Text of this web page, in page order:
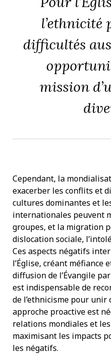
l’ethnicité
difficultés
mission
Cependant, la
exacerber les conflits et
cultures dominantes et
internationales peuvent
groupes, et la migration
dislocation sociale,
Ces aspects négatifs
l’Église, créant
diffusion de l’Évangile
est indispensable de
de l’ethnicisme pour unir
approche proactive est
relations mondiales et
maximisant les impacts
les négatifs.